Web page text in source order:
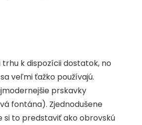
k dispozícii dostatok, no
veľmi ťažko používajú.
prskavky
fontána). Zjednodušene
si to predstaviť ako obrovskú